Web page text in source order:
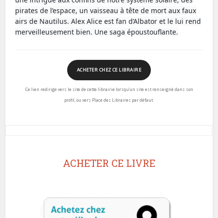
pirates de l’espace, un vaisseau à tête de mort aux faux
airs de Nautilus. Alex Alice est fan d’Albator et le lui rend
merveilleusement bien. Une saga époustouflante.
ACHETER CHEZ CE LIBRAIRE
Ce lien redirige vers le site de cette librairie lorsqu’un site est renseigné dans son
profil, ou vers Place des Libraires par défaut.
ACHETER CE LIVRE